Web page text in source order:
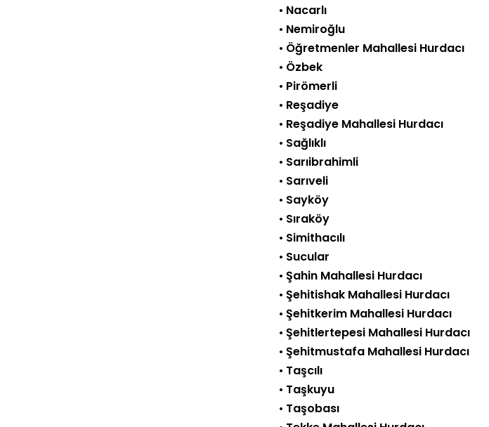
• Nacarlı
• Nemiroğlu
• Öğretmenler Mahallesi Hurdacı
• Özbek
• Pirömerli
• Reşadiye
• Reşadiye Mahallesi Hurdacı
• Sağlıklı
• Sarıibrahimli
• Sarıveli
• Sayköy
• Sıraköy
• Simithacılı
• Sucular
• Şahin Mahallesi Hurdacı
• Şehitishak Mahallesi Hurdacı
• Şehitkerim Mahallesi Hurdacı
• Şehitlertepesi Mahallesi Hurdacı
• Şehitmustafa Mahallesi Hurdacı
• Taşcılı
• Taşkuyu
• Taşobası